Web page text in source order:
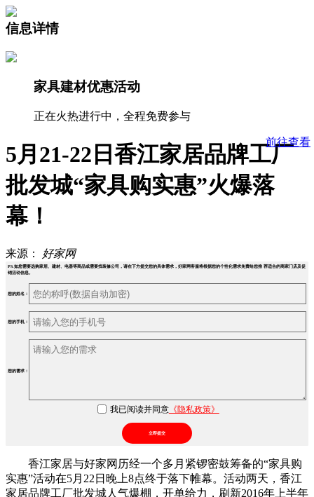
信息详情
家具建材优惠活动
正在火热进行中，全程免费参与
前往查看
5月21-22日香江家居品牌工厂
批发城“家具购实惠”火爆落
幕！
来源： 好家网
PS.如您需要选购家居、建材、电器等商品或需要找装修公司，请在下方提交您的具体需求，好家网客服将根据您的个性化需求免费给您推 荐适合的商家门店及促
销活动信息。
您的姓名：
您的手机：
您的需求：
我已阅读并同意《隐私政策》
立即提交
香江家居与好家网历经一个多月紧锣密鼓筹备的“家具购
实惠”活动在5月22日晚上8点终于落下帷幕。活动两天，香江
家居品牌工厂批发城人气爆棚，开单给力，刷新2016年上半年